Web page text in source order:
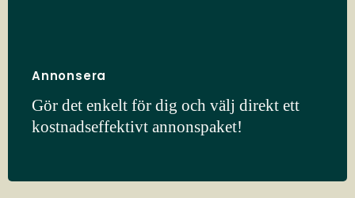
Annonsera
Gör det enkelt för dig och välj direkt ett
kostnadseffektivt annonspaket!